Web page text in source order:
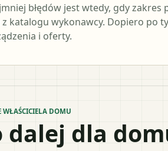
błędów jest wtedy, gdy zakres
z katalogu wykonawcy. Dopiero po
i oferty.
WŁAŚCICIELA DOMU
dalej dla